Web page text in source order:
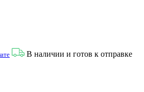
В наличии и готов к отправке